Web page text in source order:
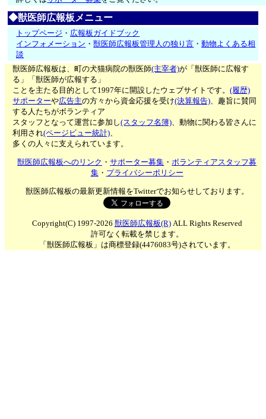
◆獣医師広報板メニュー
トップページ ・ 広報板ガイドブック
インフォメーション ・獣医師広報板管理人の独り言 ・動物よくある相
談
獣医師広報板は、町の犬猫病院の獣医師(主宰者)が「獣医師に広報す
る」「獣医師が広報する」
ことを主たる目的として1997年に開設したウェブサイトです。(履歴)
サポーターや広告主の方々から資金応援を受け(決算報告)、趣旨に賛同
する人たちがボランティア
スタッフとなって運営に参加し(スタッフ名簿)、動物に関わる皆さんに
利用され(ページビュー統計)、
多くの人々に支えられています。
獣医師広報板へのリンク ・サポーター募集 ・ボランティアスタッフ募
集・ プライバシーポリシー
獣医師広報板の最新更新情報をTwitterでお知らせしております。
Copyright(C) 1997-2026 獣医師広報板(R)ALL Rights Reserved
許可なく転載を禁じます。
「獣医師広報板」は商標登録(4476083号)されています。